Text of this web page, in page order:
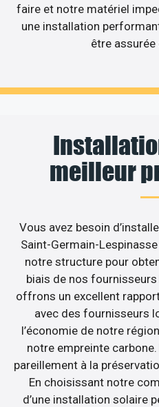
faire et notre matériel
une installation
être
meilleur
Vous avez besoin
Saint-Germain-
notre structure pour
biais de nos
offrons un excellent
avec des fournisseurs
l’économie de notre
notre empreinte
pareillement à la
En choisissant notre
d’une installation solaire